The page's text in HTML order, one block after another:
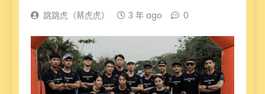
跳跳虎（蔡虎虎） 3 年 ago 0